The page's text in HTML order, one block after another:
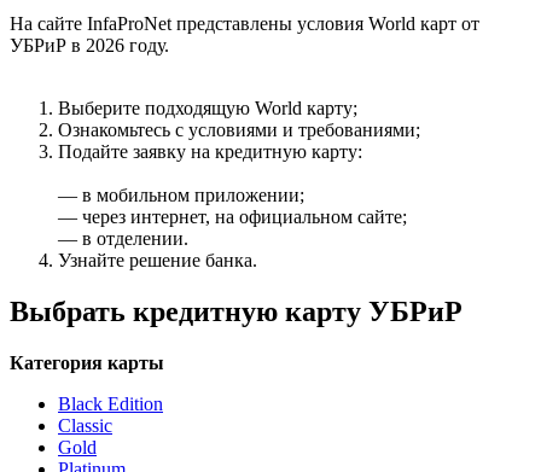
На сайте InfaProNet представлены условия World карт от
УБРиР в 2026 году.
Выберите подходящую World карту;
Ознакомьтесь с условиями и требованиями;
Подайте заявку на кредитную карту:
— в мобильном приложении;
— через интернет, на официальном сайте;
— в отделении.
Узнайте решение банка.
Выбрать кредитную карту УБРиР
Категория карты
Black Edition
Classic
Gold